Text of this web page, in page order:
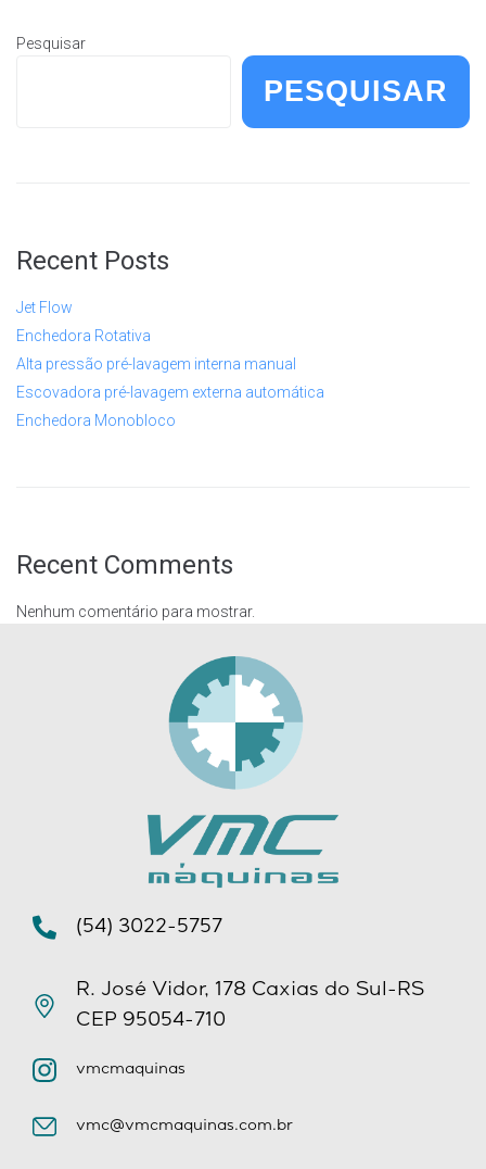
Pesquisar
PESQUISAR
Recent Posts
Jet Flow
Enchedora Rotativa
Alta pressão pré-lavagem interna manual
Escovadora pré-lavagem externa automática
Enchedora Monobloco
Recent Comments
Nenhum comentário para mostrar.
(54) 3022-5757
R. José Vidor, 178 Caxias do Sul-RS
CEP 95054-710
vmcmaquinas
vmc@vmcmaquinas.com.br